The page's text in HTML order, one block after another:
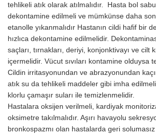
tehlikeli atık olarak atılmalıdır. Hasta bol
dekontamine edilmeli ve mümkünse daha
etanolle yıkanmalıdır Hastanın cildi hafif bir
hızlıca dekontamine edilmelidir.
saçları, tırnakları, deriyi, konjonktivayı ve cilt
içermelidir. Vücut sıvıları kontamine olduysa
Cildin irritasyonundan ve abrazyonundan
atık su da tehlikeli maddeler gibi imha
klorlu çamaşır suları ile temizlenmelidir.
Hastalara oksijen verilmeli, kardiyak
oksimetre takılmalıdır. Aşırı havayolu
bronkospazmı olan hastalarda geri